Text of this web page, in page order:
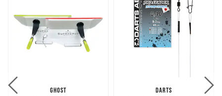
GHOST DARTS